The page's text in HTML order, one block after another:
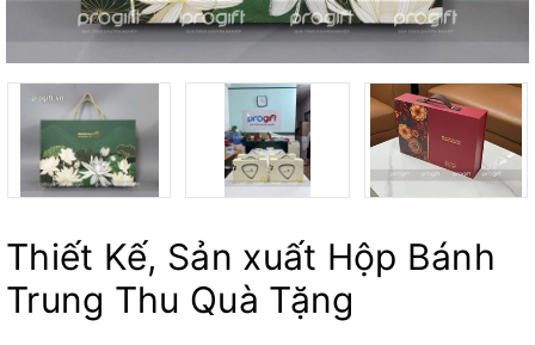
Thiết Kế, Sản xuất Hộp Bánh
Trung Thu Quà Tặng